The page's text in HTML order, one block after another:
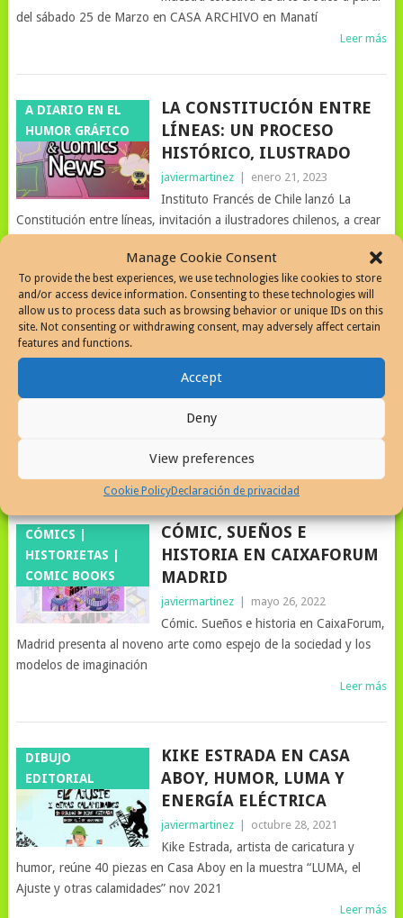
Manage Cookie Consent
To provide the best experiences, we use technologies like cookies to store
and/or access device information. Consenting to these technologies will
allow us to process data such as browsing behavior or unique IDs on this
site. Not consenting or withdrawing consent, may adversely affect certain
features and functions.
Accept
Deny
View preferences
Cookie PolicyDeclaración de privacidad
del sábado 25 de Marzo en CASA ARCHIVO en Manatí
Leer más
A DIARIO EN EL
HUMOR GRÁFICO
LA CONSTITUCIÓN ENTRE
LÍNEAS: UN PROCESO
HISTÓRICO, ILUSTRADO
javiermartinez enero 21, 2023
Instituto Francés de Chile lanzó La
Constitución entre líneas, invitación a ilustradores chilenos, a crear
Leer más
ARTISTAS |
ILUSTRACION
BREVE HISTORIA
UNIVERSAL DE LANDRÚ
javiermartinez
Breve historia universal de Landrú
muestra que conmemora los 100 años
del nacimiento del humorista Argentino.
CÓMICS |
HISTORIETAS |
COMIC BOOKS
CÓMIC, SUEÑOS E
HISTORIA EN CAIXAFORUM
MADRID
javiermartinez mayo 26, 2022
Cómic. Sueños e historia en CaixaForum,
Madrid presenta al noveno arte como espejo de la sociedad y los
modelos de imaginación
Leer más
DIBUJO
EDITORIAL
KIKE ESTRADA EN CASA
ABOY, HUMOR, LUMA Y
ENERGÍA ELÉCTRICA
javiermartinez octubre 28, 2021
Kike Estrada, artista de caricatura y
humor, reúne 40 piezas en Casa Aboy en la muestra “LUMA, el
Ajuste y otras calamidades” nov 2021
Leer más